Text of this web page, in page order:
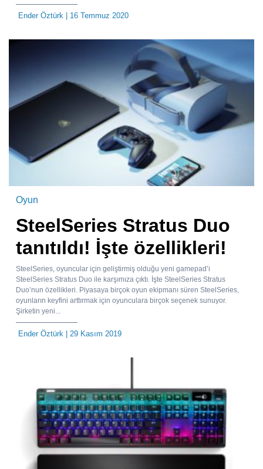
Ender Öztürk | 16 Temmuz 2020
Oyun
SteelSeries Stratus Duo
tanıtıldı! İşte özellikleri!
SteelSeries, oyuncular için geliştirmiş olduğu yeni gamepad’i
SteelSeries Stratus Duo ile karşımıza çıktı. İşte SteelSeries Stratus
Duo’nun özellikleri. Piyasaya birçok oyun ekipmanı süren SteelSeries,
oyunların keyfini arttırmak için oyunculara birçok seçenek sunuyor.
Şirketin yeni...
Ender Öztürk | 29 Kasım 2019